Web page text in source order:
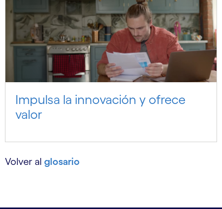
Impulsa la innovación y ofrece
valor
Volver al glosario